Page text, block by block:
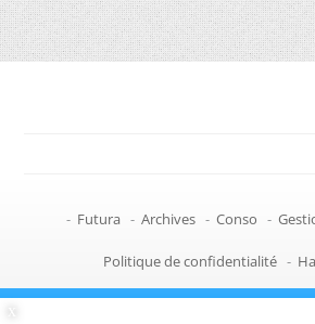
- Futura - Archives - Conso -
Politique de confidentialité -